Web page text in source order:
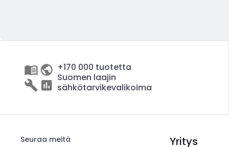
+170 000 tuotetta
Suomen laajin
sähkötarvikevalikoima
Seuraa meitä Yritys